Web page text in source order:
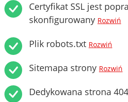
Certyfikat SSL jest
skonfigurowany Rozwiń
Plik robots.txt Rozwiń
Sitemapa strony Rozwiń
Dedykowana strona 404